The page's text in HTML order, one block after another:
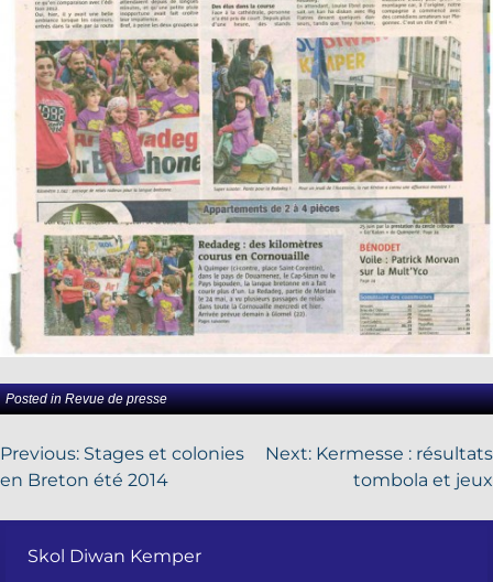
Posted inRevue de presse
Previous: Stages et colonies
en Breton été 2014
Next: Kermesse : résultats
tombola et jeux
Skol Diwan Kemper